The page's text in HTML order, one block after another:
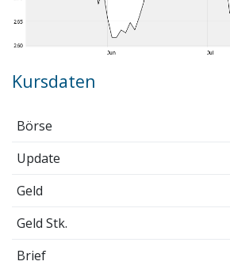
Kursdaten
Börse
Update
Geld
Geld Stk.
Brief